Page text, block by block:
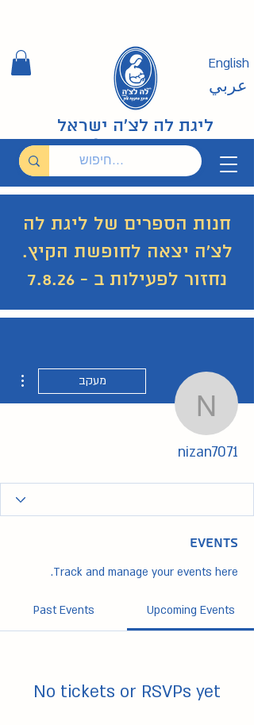
ליגת לה לצ'ה ישראל
English
عربي
חנות הספרים של ליגת לה
לצ'ה יצאה לחופשת הקיץ.
נחזור לפעילות ב - 7.8.26
nizan7071
מעקב
nizan7071
Events
Track and manage your events here.
Upcoming Events
Past Events
No tickets or RSVPs yet